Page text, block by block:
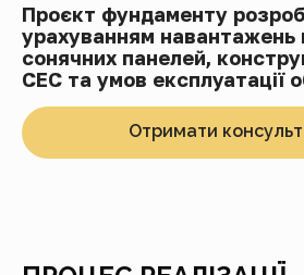
Проєкт фундаменту
урахуванням навантажень
сонячних панелей,
СЕС та умов експлуатації
Отримати